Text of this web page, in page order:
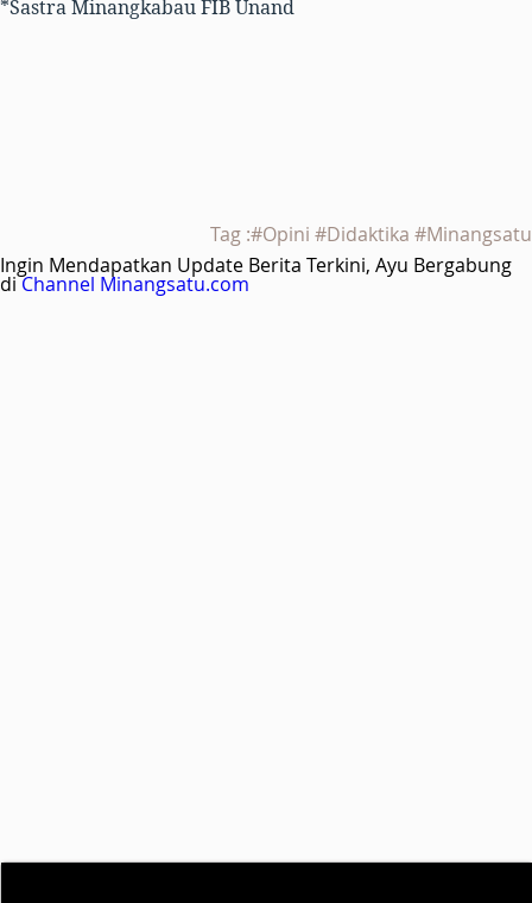
*Sastra Minangkabau FIB Unand
Tag :#Opini #Didaktika #Minangsatu
Ingin Mendapatkan Update Berita Terkini, Ayu Bergabung
diChannel Minangsatu.com